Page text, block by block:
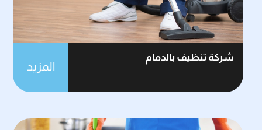
شركة تنظيف بالدمام
المزيد